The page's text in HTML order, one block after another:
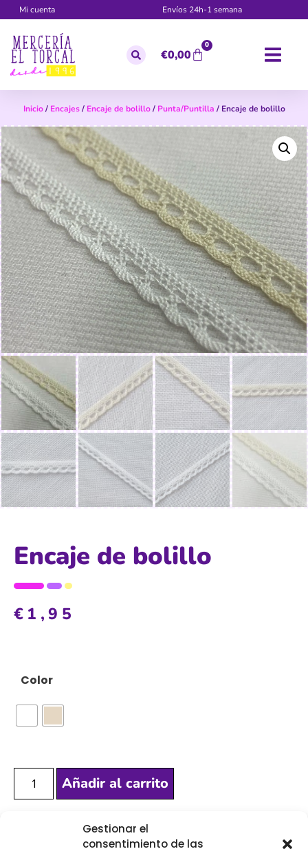
Gestionar el
consentimiento de las
Mi cuenta Envíos 24h-1 semana
€0,00
0
Inicio/ Encajes/ Encaje de bolillo/ Punta/Puntilla / Encaje de bolillo
Encaje de bolillo
€ 1,95
Color
Añadir al carrito
[Las unidades seleccionadas son enMETROS